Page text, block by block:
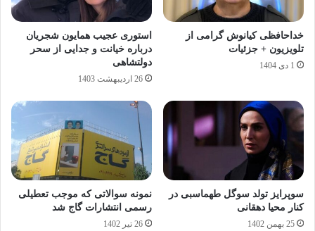
خداحافظی کیانوش گرامی از
تلویزیون + جزئیات
1 دی 1404
استوری عجیب همایون شجریان
درباره خیانت و جدایی از سحر
دولتشاهی
26 اردیبهشت 1403
سوپرایز تولد سوگل طهماسبی در
کنار محیا دهقانی
25 بهمن 1402
نمونه سوالاتی که موجب تعطیلی
رسمی انتشارات گاج شد
26 تیر 1402